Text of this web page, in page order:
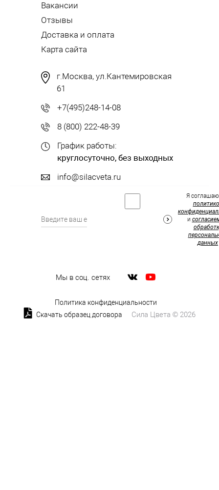
Вакансии
Отзывы
Доставка и оплата
Карта сайта
г.Москва, ул.Кантемировская
61
+7(495)248-14-08
8 (800) 222-48-39
График работы:
круглосуточно, без выходных
info@silacveta.ru
Мы в соц. сетях
Я
и
данных
Политика конфиденциальности
Скачать образец договора
Сила Цвета © 2026